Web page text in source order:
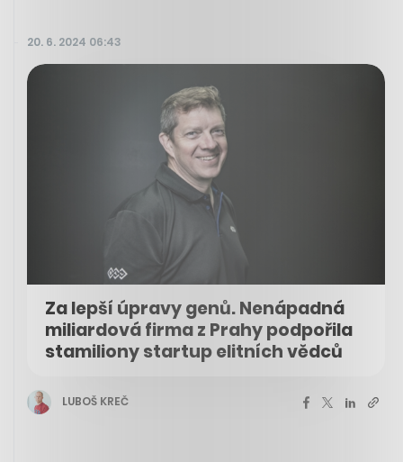
20. 6. 2024 06:43
Za lepší úpravy genů. Nenápadná
miliardová firma z Prahy podpořila
stamiliony startup elitních vědců
LUBOŠ KREČ